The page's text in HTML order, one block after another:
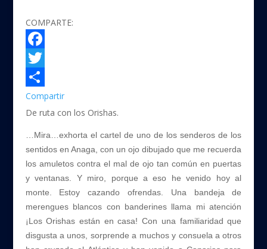
COMPARTE:
F
a
c
e
o
k
T
w
i
t
r
Compartir
De ruta con los Orishas.
…Mira…exhorta el cartel de uno de los senderos de los
sentidos en Anaga, con un ojo dibujado que me recuerda
los amuletos contra el mal de ojo tan común en puertas
y ventanas. Y miro, porque a eso he venido hoy al
monte. Estoy cazando ofrendas. Una bandeja de
merengues blancos con banderines llama mi atención
¡Los Orishas están en casa! Con una familiaridad que
disgusta a unos, sorprende a muchos y consuela a otros